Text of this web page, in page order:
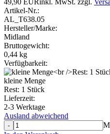
Artikel-Nr.:
AL_T638.05
Hersteller/Marke:
Midland
Bruttogewicht:
0,44 kg
Verfügbarkeit:
kleine Menge
Rest: 1 Stück
Lieferzeit:
2-3 Werktage
Ausland abweichend
-